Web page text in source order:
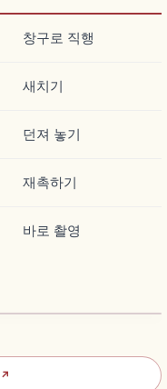
창구로 직행
새치기
던져 놓기
재촉하기
바로 촬영
↗